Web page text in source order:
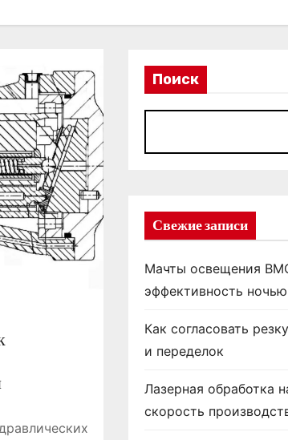
Поиск
Свежие записи
Мачты освещения
эффективность ночью
Как согласовать
и переделок
Лазерная обработка
скорость